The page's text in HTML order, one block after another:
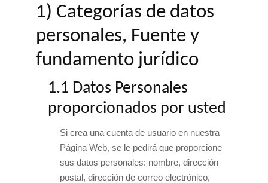
1) Categorías de datos
personales, Fuente y
fundamento jurídico
1.1 Datos Personales
proporcionados por usted
Si crea una cuenta de usuario en nuestra
Página Web, se le pedirá que proporcione
sus datos personales: nombre, dirección
postal, dirección de correo electrónico,